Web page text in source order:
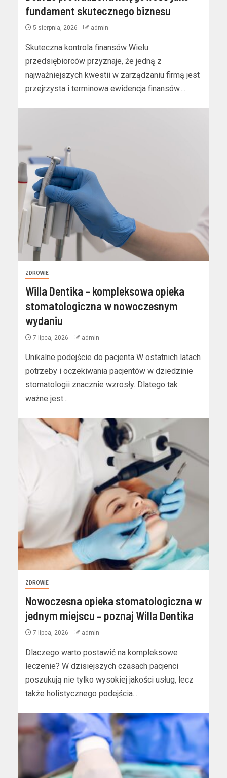
fundament skutecznego biznesu
5 sierpnia, 2026 admin
Skuteczna kontrola finansów Wielu
przedsiębiorców przyznaje, że jedną z
najważniejszych kwestii w zarządzaniu firmą jest
przejrzysta i terminowa ewidencja finansów....
ZDROWIE
Willa Dentika – kompleksowa opieka
stomatologiczna w nowoczesnym
wydaniu
7 lipca, 2026 admin
Unikalne podejście do pacjenta W ostatnich latach
potrzeby i oczekiwania pacjentów w dziedzinie
stomatologii znacznie wzrosły. Dlatego tak
ważne jest...
ZDROWIE
Nowoczesna opieka stomatologiczna w
jednym miejscu – poznaj Willa Dentika
7 lipca, 2026 admin
Dlaczego warto postawić na kompleksowe
leczenie? W dzisiejszych czasach pacjenci
poszukują nie tylko wysokiej jakości usług, lecz
także holistycznego podejścia...